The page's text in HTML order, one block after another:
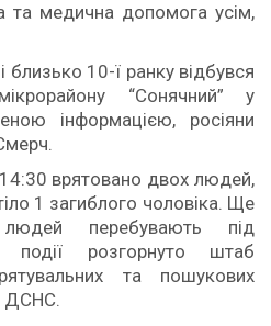
та медична допомога усім,
10-ї ранку відбувся
“Сонячний” у
інформацією, росіяни
врятовано двох людей,
1 загиблого чоловіка. Ще
перебувають під
розгорнуто штаб
та пошукових
ДСНС.